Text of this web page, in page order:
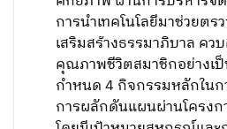
การนำเทคโนโลยีมาช่วยตร
เสริมสร้างธรรมาภิบาล ค
คุณภาพชีวิตสมาชิกอย่างเ
กำหนด 4 กิจกรรมหลักในก
การผลักดันแผนผ่านโครง